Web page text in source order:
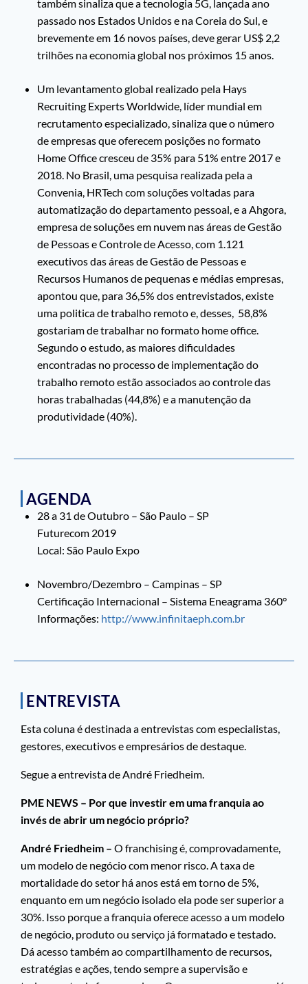
também sinaliza que a tecnologia 5G, lançada ano
passado nos Estados Unidos e na Coreia do Sul, e
brevemente em 16 novos países, deve gerar US$ 2,2
trilhões na economia global nos próximos 15 anos.
Um levantamento global realizado pela Hays
Recruiting Experts Worldwide, líder mundial em
recrutamento especializado, sinaliza que o número
de empresas que oferecem posições no formato
Home Office cresceu de 35% para 51% entre 2017 e
2018. No Brasil, uma pesquisa realizada pela a
Convenia, HRTech com soluções voltadas para
automatização do departamento pessoal, e a Ahgora,
empresa de soluções em nuvem nas áreas de Gestão
de Pessoas e Controle de Acesso, com 1.121
executivos das áreas de Gestão de Pessoas e
Recursos Humanos de pequenas e médias empresas,
apontou que, para 36,5% dos entrevistados, existe
uma politica de trabalho remoto e, desses, 58,8%
gostariam de trabalhar no formato home office.
Segundo o estudo, as maiores dificuldades
encontradas no processo de implementação do
trabalho remoto estão associados ao controle das
horas trabalhadas (44,8%) e a manutenção da
produtividade (40%).
AGENDA
28 a 31 de Outubro – São Paulo – SP
Futurecom 2019
Local: São Paulo Expo
Novembro/Dezembro – Campinas – SP
Certificação Internacional – Sistema Eneagrama 360°
Informações: http://www.infinitaeph.com.br
ENTREVISTA
Esta coluna é destinada a entrevistas com especialistas,
gestores, executivos e empresários de destaque.
Segue a entrevista de André Friedheim.
PME NEWS – Por que investir em uma franquia ao
invés de abrir um negócio próprio?
André Friedheim – O franchising é, comprovadamente,
um modelo de negócio com menor risco. A taxa de
mortalidade do setor há anos está em torno de 5%,
enquanto em um negócio isolado ela pode ser superior a
30%. Isso porque a franquia oferece acesso a um modelo
de negócio, produto ou serviço já formatado e testado.
Dá acesso também ao compartilhamento de recursos,
estratégias e ações, tendo sempre a supervisão e